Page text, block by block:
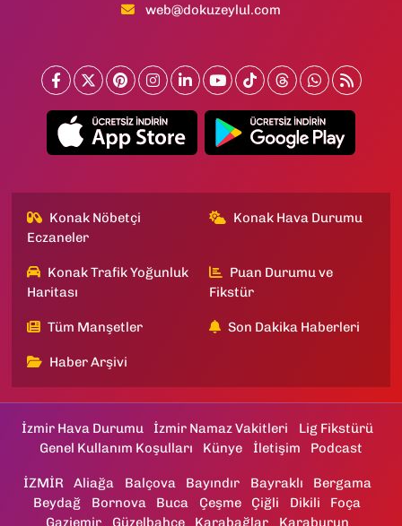
web@dokuzeylul.com
Konak Nöbetçi
Eczaneler
Konak Hava Durumu
Konak Trafik Yoğunluk
Haritası
Puan Durumu ve
Fikstür
Tüm Manşetler Son Dakika Haberleri
Haber Arşivi
İzmir Hava Durumu İzmir Namaz Vakitleri
Lig Fikstürü
Genel Kullanım Koşulları
Künye İletişim Podcast
İZMİR Aliağa Balçova Bayındır Bayraklı
Bergama
Beydağ
Bornova Buca Çeşme Çiğli Dikili
Foça
Gaziemir
Güzelbahçe Karabağlar Karaburun